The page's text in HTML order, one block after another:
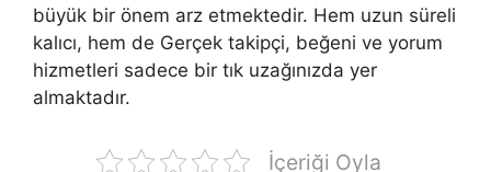
büyük bir önem arz etmektedir. Hem uzun süreli
kalıcı, hem de Gerçek takipçi, beğeni ve yorum
hizmetleri sadece bir tık uzağınızda yer
almaktadır.
İçeriği Oyla